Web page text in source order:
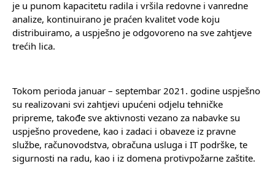
je u punom kapacitetu radila i vršila redovne i vanredne
analize, kontinuirano je praćen kvalitet vode koju
distribuiramo, a uspješno je odgovoreno na sve zahtjeve
trećih lica.
Tokom perioda januar – septembar 2021. godine uspješno
su realizovani svi zahtjevi upućeni odjelu tehničke
pripreme, takođe sve aktivnosti vezano za nabavke su
uspješno provedene, kao i zadaci i obaveze iz pravne
službe, računovodstva, obračuna usluga i IT podrške, te
sigurnosti na radu, kao i iz domena protivpožarne zaštite.